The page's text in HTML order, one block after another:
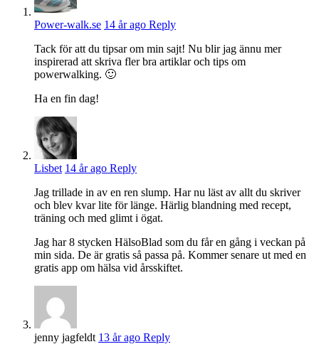
Power-walk.se 14 år ago Reply
Tack för att du tipsar om min sajt! Nu blir jag ännu mer
inspirerad att skriva fler bra artiklar och tips om
powerwalking. 🙂
Ha en fin dag!
Lisbet 14 år ago Reply
Jag trillade in av en ren slump. Har nu läst av allt du skriver
och blev kvar lite för länge. Härlig blandning med recept,
träning och med glimt i ögat.
Jag har 8 stycken HälsoBlad som du får en gång i veckan på
min sida. De är gratis så passa på. Kommer senare ut med en
gratis app om hälsa vid årsskiftet.
jenny jagfeldt 13 år ago Reply